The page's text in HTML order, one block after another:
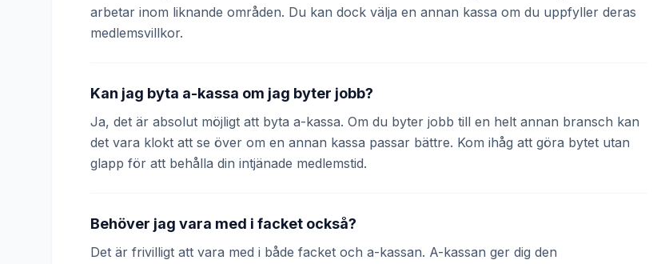
arbetar inom liknande områden. Du kan dock välja en annan kassa om du uppfyller deras
medlemsvillkor.
Kan jag byta a-kassa om jag byter jobb?
Ja, det är absolut möjligt att byta a-kassa. Om du byter jobb till en helt annan bransch kan
det vara klokt att se över om en annan kassa passar bättre. Kom ihåg att göra bytet utan
glapp för att behålla din intjänade medlemstid.
Behöver jag vara med i facket också?
Det är frivilligt att vara med i både facket och a-kassan. A-kassan ger dig den